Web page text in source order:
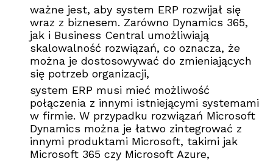
ważne jest, aby system ERP rozwijał się
wraz z biznesem. Zarówno Dynamics 365,
jak i Business Central umożliwiają
skalowalność rozwiązań, co oznacza, że
można je dostosowywać do zmieniających
się potrzeb organizacji,
system ERP musi mieć możliwość
połączenia z innymi istniejącymi systemami
w firmie. W przypadku rozwiązań Microsoft
Dynamics można je łatwo zintegrować z
innymi produktami Microsoft, takimi jak
Microsoft 365 czy Microsoft Azure,